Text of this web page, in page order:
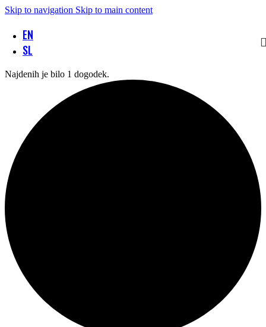
Skip to navigation Skip to main content
EN
SL
Najdenih je bilo 1 dogodek.